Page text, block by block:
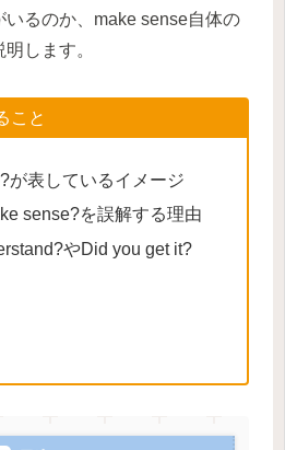
いるのか、make sense自体の
します。
こと
が表しているイメージ
sense?を誤解する理由
やDid you get it?